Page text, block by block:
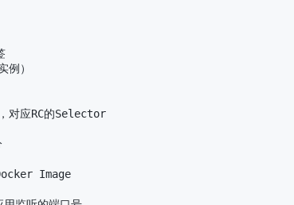
）
对应RC的Selector
Image